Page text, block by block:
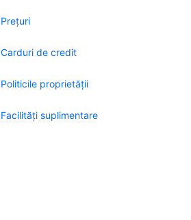
Preţuri
Carduri de credit
Politicile proprietății
Facilităţi suplimentare